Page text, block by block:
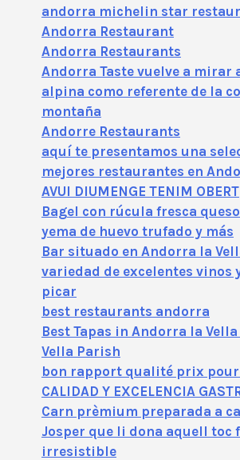
andorra michelin star
Andorra Restaurant
Andorra Restaurants
Andorra Taste vuelve a mirar
alpina como referente de la
montaña
Andorre Restaurants
aquí te presentamos una
mejores restaurantes en
AVUI DIUMENGE TENIM OBERT
Bagel con rúcula fresca
yema de huevo trufado y más
Bar situado en Andorra la
variedad de excelentes vinos
picar
best restaurants andorra
Best Tapas in Andorra la
Vella Parish
bon rapport qualité prix pour
CALIDAD Y EXCELENCIA
Carn prèmium preparada a
Josper que li dona aquell toc
irresistible